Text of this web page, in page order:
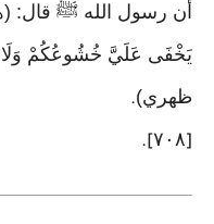
أن رسول الله ﷺ قال:
يَخْفَى عَلَيَّ خُشُوعُكُمْ وَلَا
ظهري).
[٧٠٨].